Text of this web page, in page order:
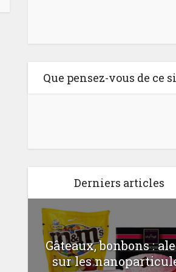
Que pensez-vous de ce
Derniers articles
Gâteaux, bonbons :
sur les